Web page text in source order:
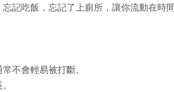
記吃飯，忘記了上廁所，讓你流動在時
不會輕易被打斷。